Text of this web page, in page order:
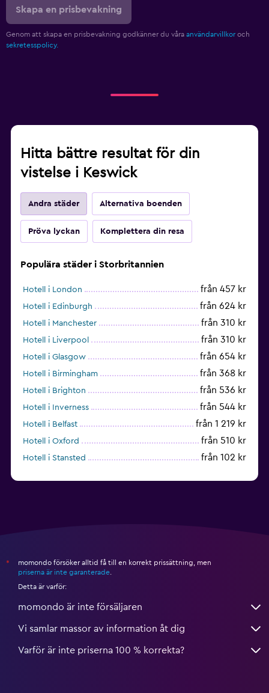
Skapa en prisbevakning
Genom att skapa en prisbevakning godkänner du våra användarvillkor och
sekretesspolicy.
Hitta bättre resultat för din
vistelse i Keswick
Andra städer Alternativa boenden
Pröva lyckan Komplettera din resa
Populära städer i Storbritannien
Hotell i London från 457 kr
Hotell i Edinburgh från 624 kr
Hotell i Manchester från 310 kr
Hotell i Liverpool från 310 kr
Hotell i Glasgow från 654 kr
Hotell i Birmingham från 368 kr
Hotell i Brighton från 536 kr
Hotell i Inverness från 544 kr
Hotell i Belfast från 1 219 kr
Hotell i Oxford från 510 kr
Hotell i Stansted från 102 kr
*
momondo försöker alltid få till en korrekt prissättning, men
priserna är inte garanterade
Detta är varför:
momondo är inte försäljaren
Vi samlar massor av information åt dig
Varför är inte priserna 100 % korrekta?